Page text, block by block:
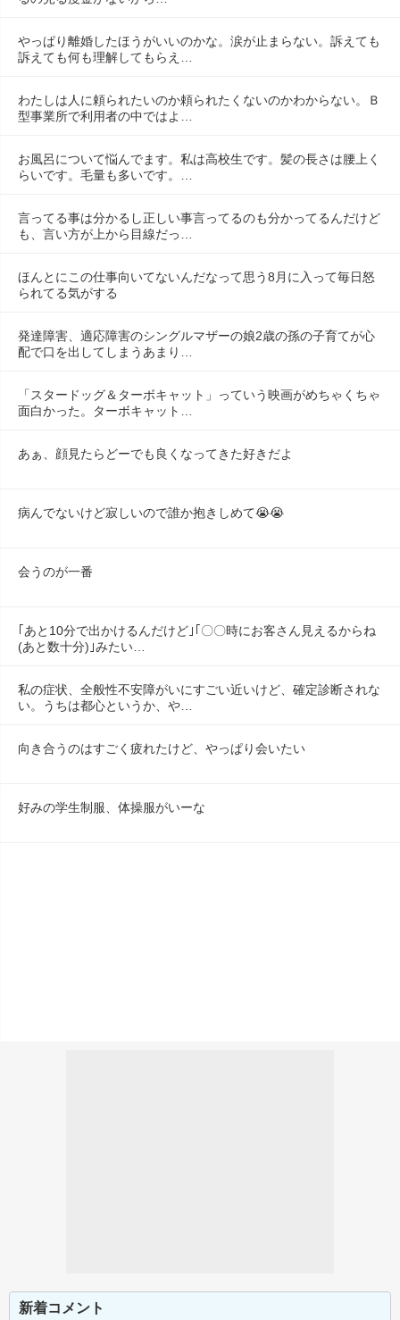
やっぱり離婚したほうがいいのかな。涙が止まらない。訴えても
訴えても何も理解してもらえ…
わたしは人に頼られたいのか頼られたくないのかわからない。Ｂ
型事業所で利用者の中ではよ…
お風呂について悩んでます。私は高校生です。髪の長さは腰上く
らいです。毛量も多いです。…
言ってる事は分かるし正しい事言ってるのも分かってるんだけど
も、言い方が上から目線だっ…
ほんとにこの仕事向いてないんだなって思う8月に入って毎日怒
られてる気がする
発達障害、適応障害のシングルマザーの娘2歳の孫の子育てが心
配で口を出してしまうあまり…
「スタードッグ＆ターボキャット」っていう映画がめちゃくちゃ
面白かった。ターボキャット…
あぁ、顔見たらどーでも良くなってきた好きだよ
病んでないけど寂しいので誰か抱きしめて😭😭
会うのが一番
｢あと10分で出かけるんだけど｣｢〇〇時にお客さん見えるからね
(あと数十分)｣みたい…
私の症状、全般性不安障がいにすごい近いけど、確定診断されな
い。うちは都心というか、や…
向き合うのはすごく疲れたけど、やっぱり会いたい
好みの学生制服、体操服がいーな
新着コメント